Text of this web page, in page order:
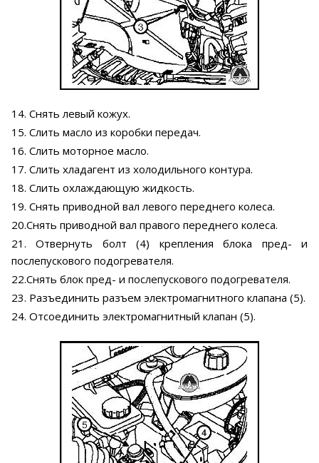
14. Снять левый кожух.
15. Слить масло из коробки передач.
16. Слить моторное масло.
17. Слить хладагент из холодильного контура.
18. Слить охлаждающую жидкость.
19. Снять приводной вал левого переднего колеса.
20.Снять приводной вал правого переднего колеса.
21. Отвернуть болт (4) крепления блока пред- и
послепускового подогревателя.
22.Снять блок пред- и послепускового подогревателя.
23. Разъединить разъем электромагнитного клапана (5).
24. Отсоединить электромагнитный клапан (5).